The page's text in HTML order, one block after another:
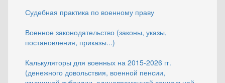
Судебная практика по военному праву
Военное законодательство (законы, указы,
постановления, приказы...)
Калькуляторы для военных на 2015-2026 гг.
(денежного довольствия, военной пенсии,